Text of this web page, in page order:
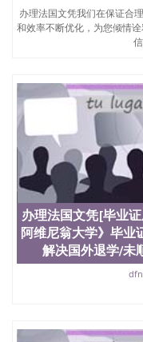
办理法国文凭我们在保证合
和效率不断优化，为您倾情
办理法国文凭[毕业
阿维尼翁大学》毕业
解决国外退学/未